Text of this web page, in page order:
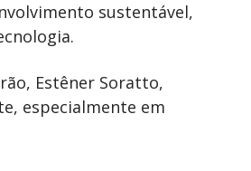
sustentável,
Estêner Soratto,
especialmente em